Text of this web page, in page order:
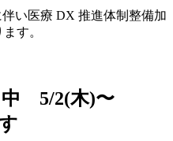
い医療 DX 推進体制整備加
す。
中 5/2(木)〜